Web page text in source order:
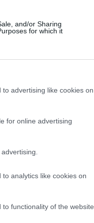
and/or Sharing
for which it
advertising like cookies on
for online advertising
analytics like cookies on
functionality of the website
doveva
in
stante,
non
di eventi del
e
a suffragio